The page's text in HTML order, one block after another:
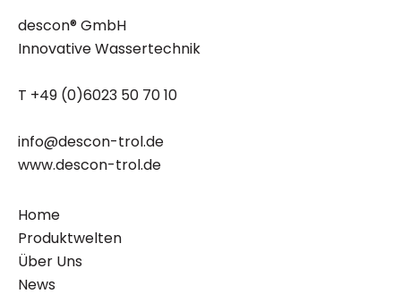
descon® GmbH
Innovative Wassertechnik
T +49 (0)6023 50 70 10
info@descon-trol.de
www.descon-trol.de
Home
Produktwelten
Über Uns
News